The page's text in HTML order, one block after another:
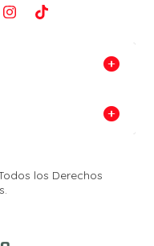
los Derechos